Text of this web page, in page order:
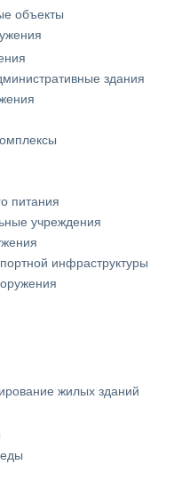
объекты
здания
питания
учреждения
инфраструктуры
жилых зданий